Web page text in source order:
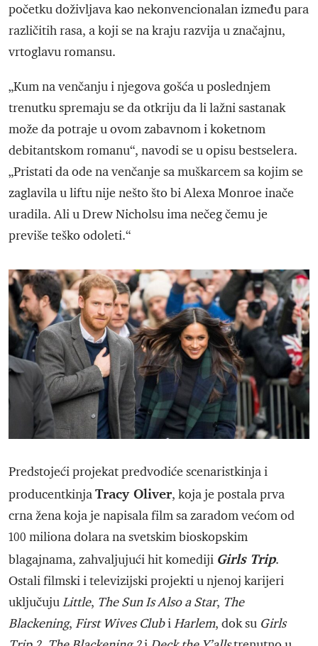
početku doživljava kao nekonvencionalan između para
različitih rasa, a koji se na kraju razvija u značajnu,
vrtoglavu romansu.
„Kum na venčanju i njegova gošća u poslednjem
trenutku spremaju se da otkriju da li lažni sastanak
može da potraje u ovom zabavnom i koketnom
debitantskom romanu“, navodi se u opisu bestselera.
„Pristati da ode na venčanje sa muškarcem sa kojim se
zaglavila u liftu nije nešto što bi Alexa Monroe inače
uradila. Ali u Drew Nicholsu ima nečeg čemu je
previše teško odoleti.“
Predstojeći projekat predvodiće scenaristkinja i
producentkinjaTracy Oliver, koja je postala prva
crna žena koja je napisala film sa zaradom većom od
100 miliona dolara na svetskim bioskopskim
blagajnama, zahvaljujući hit komediji Girls Trip.
Ostali filmski i televizijski projekti u njenoj karijeri
uključujuLittle, The Sun Is Also a Star, The
Blackening, First Wives ClubiHarlem, dok su Girls